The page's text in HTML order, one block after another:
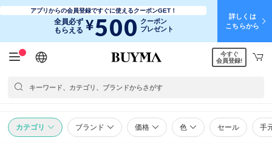
アプリからの会員登録ですぐに使えるクーポンGET！
全員必ず
もらえる ¥500 クーポン
プレゼント
詳しくは
こちらから
日本語
English
简体中文
繁體中文
今すぐ
会員登録!
カテゴリ ブランド 価格 色 セール 手